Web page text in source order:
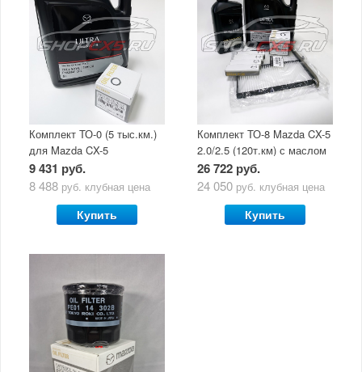
Комплект ТО-0 (5 тыс.км.)
для Mazda CX-5
(двигатель 2.0/2.5) с
маслом Mazda Original Oil
9 431 руб.
8 488 руб. клубная цена
Купить
Комплект ТО-8 Mazda CX-5
2.0/2.5 (120т.км) с маслом
Mazda Original Oil Ultra
5W30
26 722 руб.
24 050 руб. клубная цена
Купить